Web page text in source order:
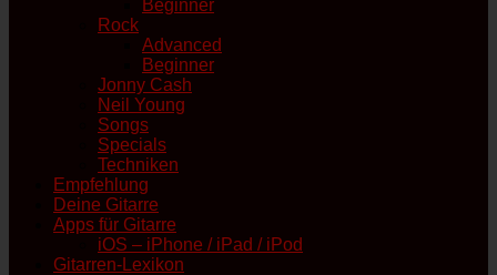
Beginner
Rock
Advanced
Beginner
Jonny Cash
Neil Young
Songs
Specials
Techniken
Empfehlung
Deine Gitarre
Apps für Gitarre
iOS – iPhone / iPad / iPod
Gitarren-Lexikon